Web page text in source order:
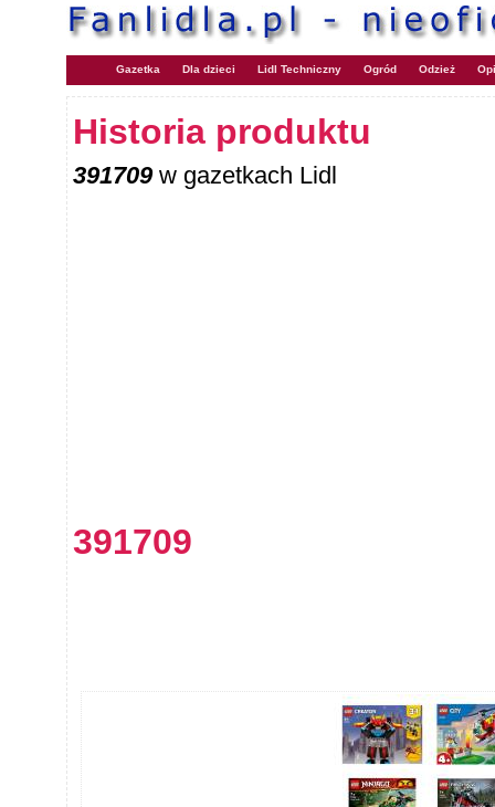
Gazetka Dla dzieci Lidl Techniczny Ogród Odzież
Historia produktu
391709w gazetkach Lidl
391709